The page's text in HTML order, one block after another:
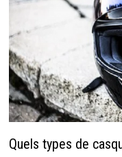
Quels types de